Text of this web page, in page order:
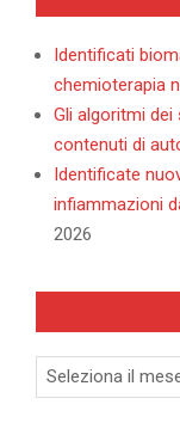
Identificati
chemioterapia
Gli algoritmi
contenuti di
Identificate
infiammazioni
2026
Archivi